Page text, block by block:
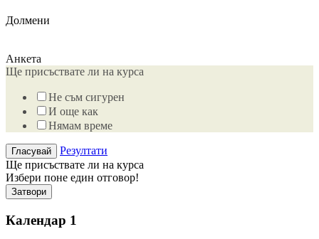
Долмени
Анкета
Ще присъствате ли на курса
Не съм сигурен
И още как
Нямам време
Резултати
Ще присъствате ли на курса
Избери поне един отговор!
Затвори
Календар 1